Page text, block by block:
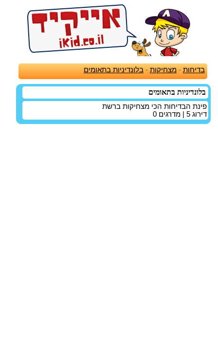
בדיחות -מצחיקות -בלונדיניות בתאומים
בלונדיניות בתאומים
פינת הבדיחות הכי מצחיקות ברשת
דירוג 5 | מדרגים 0